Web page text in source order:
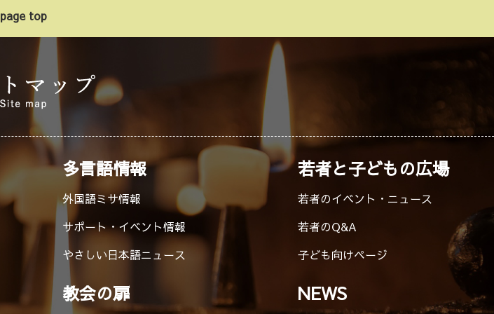
page top
多言語情報
外国語ミサ情報
サポート・イベント情報
やさしい日本語ニュース
教会の扉
若者と子どもの広場
若者のイベント・ニュース
若者のQ&A
子ども向けページ
NEWS